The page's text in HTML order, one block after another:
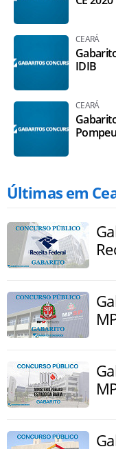
CEARÁ
IDIB
CEARÁ
Últimas em